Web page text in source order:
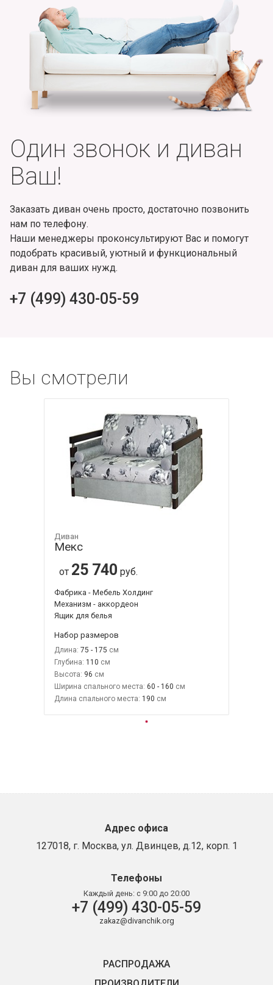
Один звонок и диван
Ваш!
Заказать диван очень просто, достаточно позвонить
нам по телефону.
Наши менеджеры проконсультируют Вас и помогут
подобрать красивый, уютный и функциональный
диван для ваших нужд.
+7 (499) 430-05-59
Вы смотрели
Диван
Мекс
от 25 740 руб.
Фабрика - Мебель Холдинг
Механизм - аккордеон
Ящик для белья
Набор размеров
Длина: 75 - 175
Глубина: 110
Высота: 96
Ширина спального места: 60 - 160
Длина спального места: 190
Адрес офиса
127018, г. Москва, ул. Двинцев, д.12, корп. 1
Телефоны
Каждый день: с 9:00 до 20:00
+7 (499) 430-05-59
zakaz@divanchik.org
РАСПРОДАЖА